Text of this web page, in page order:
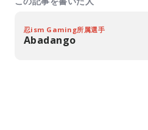
忍ism Gaming所属選手
Abadango